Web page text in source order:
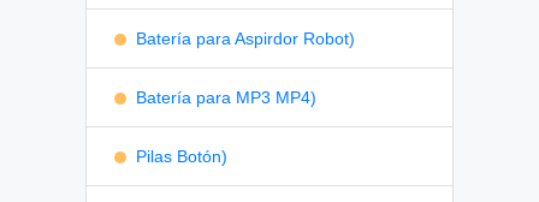
Batería para Aspirdor Robot)
Batería para MP3 MP4)
Pilas Botón)